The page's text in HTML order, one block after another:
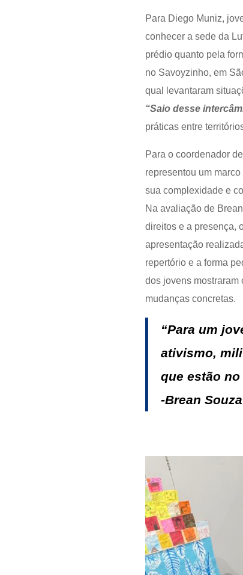
Para Diego Muniz,
conhecer a sede da
prédio quanto pela
no Savoyzinho, em
qual levantaram
“Saio desse
práticas entre
Para o coordenador
representou um
sua complexidade e
Na avaliação de
direitos e a presença,
apresentação
repertório e a forma
dos jovens mostraram
mudanças concretas.
“Para um
ativismo,
que estão
-Brean Souza